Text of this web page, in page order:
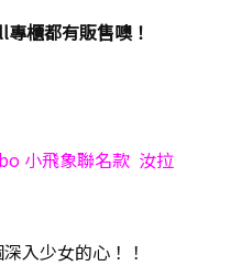
櫃都有販售噢！
小飛象聯名款 汝拉
入少女的心！！